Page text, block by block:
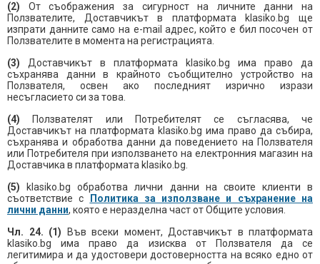
(2) От съображения за сигурност на личните данни на
Ползвателите, Доставчикът в платформата klasiko.bg ще
изпрати данните само на e-mail адрес, който е бил посочен от
Ползвателите в момента на регистрацията.
(3) Доставчикът в платформата klasiko.bg има право да
съхранява данни в крайното съобщително устройство на
Ползвателя, освен ако последният изрично изрази
несъгласието си за това.
(4) Ползвателят или Потребителят се съгласява, че
Доставчикът на платформата klasiko.bg има право да събира,
съхранява и обработва данни да поведението на Ползвателя
или Потребителя при използването на електронния магазин на
Доставчика в платформата klasiko.bg.
(5) klasiko.bg обработва лични данни на своите клиенти в
съответствие с
Политика за използване и съхранение на
лични данни, която е неразделна част от Общите условия.
Чл. 24. (1) Във всеки момент, Доставчикът в платформата
klasiko.bg има право да изисква от Ползвателя да се
легитимира и да удостовери достоверността на всяко едно от